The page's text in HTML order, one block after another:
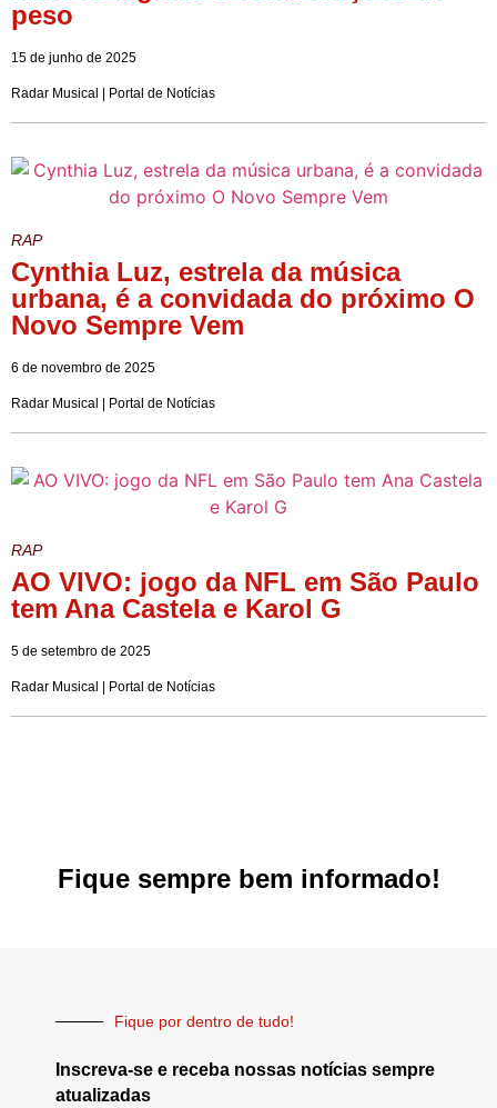
peso
15 de junho de 2025
Radar Musical | Portal de Notícias
RAP
Cynthia Luz, estrela da música
urbana, é a convidada do próximo O
Novo Sempre Vem
6 de novembro de 2025
Radar Musical | Portal de Notícias
RAP
AO VIVO: jogo da NFL em São Paulo
tem Ana Castela e Karol G
5 de setembro de 2025
Radar Musical | Portal de Notícias
Fique sempre bem informado!
Fique por dentro de tudo!
Inscreva-se e receba nossas notícias sempre
atualizadas